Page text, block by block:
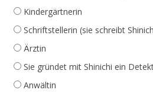
Kindergärtnerin
Schriftstellerin (sie schreibt
Ärztin
Sie gründet mit Shinichi ein
Anwältin